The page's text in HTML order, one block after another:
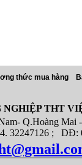
thức mua hàng
NGHIỆP THT
Mai -
; DĐ: